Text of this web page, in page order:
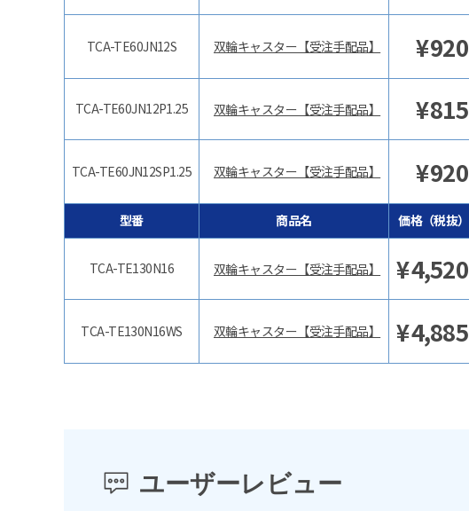
TCA-TE60JN12S 双輪キャスター【受注手配品】 ¥920
TCA-TE60JN12P1.25 双輪キャスター【受注手配品】 ¥815
TCA-TE60JN12SP1.25 双輪キャスター【受注手配品】 ¥920
型番 商品名 価格（税抜）
TCA-TE130N16 双輪キャスター【受注手配品】 ¥4,520
TCA-TE130N16WS 双輪キャスター【受注手配品】 ¥4,885
ユーザーレビュー